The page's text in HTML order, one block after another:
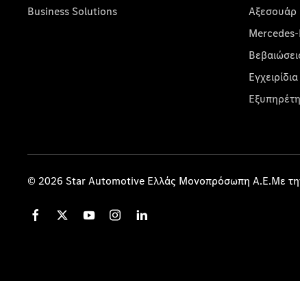
Business Solutions
Αξεσουάρ
© 2026 Star Automotive Ελλάς Μονοπρόσωπη Α.Ε.Με την